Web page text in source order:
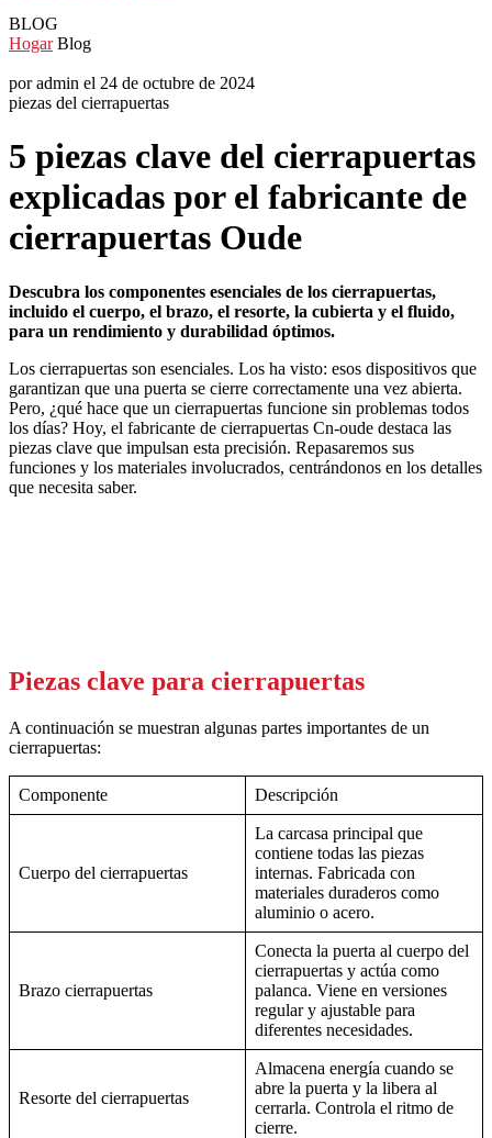
BLOG
Hogar Blog
por admin el 24 de octubre de 2024
piezas del cierrapuertas
5 piezas clave del cierrapuertas
explicadas por el fabricante de
cierrapuertas Oude
Descubra los componentes esenciales de los cierrapuertas,
incluido el cuerpo, el brazo, el resorte, la cubierta y el fluido,
para un rendimiento y durabilidad óptimos.
Los cierrapuertas son esenciales. Los ha visto: esos dispositivos que
garantizan que una puerta se cierre correctamente una vez abierta.
Pero, ¿qué hace que un cierrapuertas funcione sin problemas todos
los días? Hoy, el fabricante de cierrapuertas Cn-oude destaca las
piezas clave que impulsan esta precisión. Repasaremos sus
funciones y los materiales involucrados, centrándonos en los detalles
que necesita saber.
Piezas clave para cierrapuertas
A continuación se muestran algunas partes importantes de un
cierrapuertas:
Componente Descripción
Cuerpo del cierrapuertas
La carcasa principal que
contiene todas las piezas
internas. Fabricada con
materiales duraderos como
aluminio o acero.
Brazo cierrapuertas
Conecta la puerta al cuerpo del
cierrapuertas y actúa como
palanca. Viene en versiones
regular y ajustable para
diferentes necesidades.
Resorte del cierrapuertas
Almacena energía cuando se
abre la puerta y la libera al
cerrarla. Controla el ritmo de
cierre.